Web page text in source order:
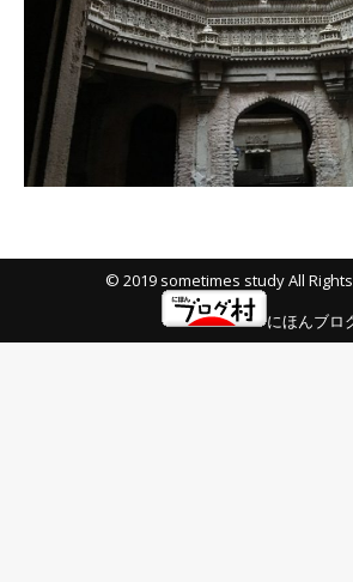
© 2019 sometimes study All
にほんブロ